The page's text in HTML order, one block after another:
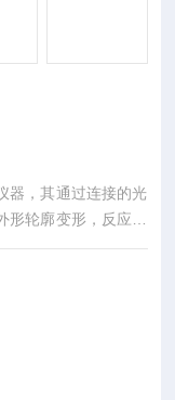
器，其通过连接的光
轮廓变形，反应温